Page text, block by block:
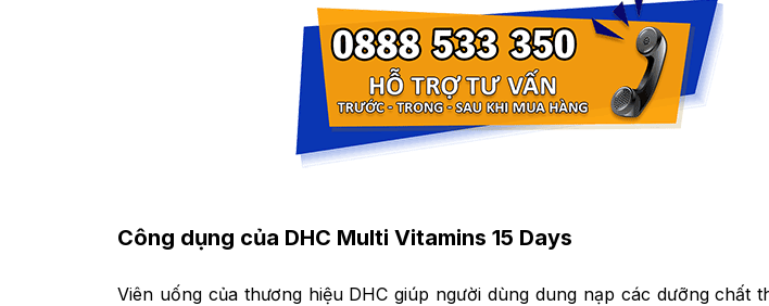
Công dụng của DHC Multi Vitamins 15 Days
Viên uống của thương hiệu DHC giúp người dùng dung nạp các dưỡng chất